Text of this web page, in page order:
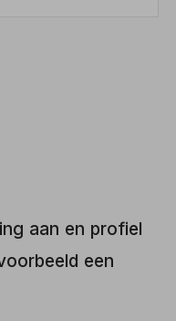
aan en profiel
een